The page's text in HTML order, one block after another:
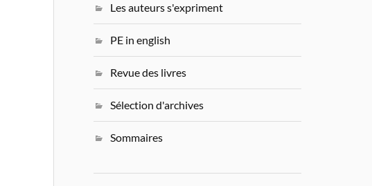
Les auteurs s'expriment
PE in english
Revue des livres
Sélection d'archives
Sommaires